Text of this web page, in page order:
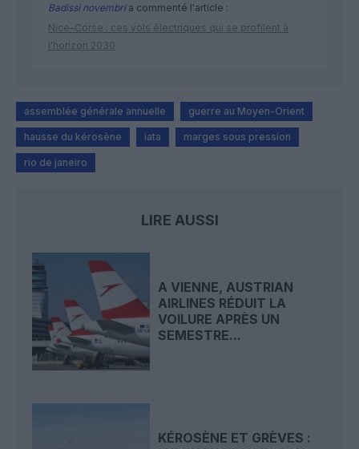
Badissi novembria commenté l'article :
Nice–Corse : ces vols électriques qui se profilent à
l’horizon 2030
assemblée générale annuelle guerre au Moyen-Orient
hausse du kérosène iata marges sous pression
rio de janeiro
LIRE AUSSI
A VIENNE, AUSTRIAN
AIRLINES RÉDUIT LA
VOILURE APRÈS UN
SEMESTRE...
KÉROSÈNE ET GRÈVES :